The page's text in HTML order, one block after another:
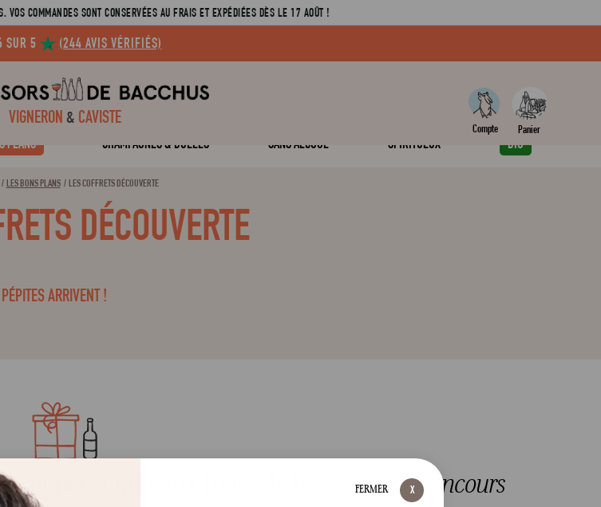
COMMANDES SONT CONSERVÉES AU FRAIS ET EXPÉDIÉES DÈS LE 17 AOÛT !
5 (244 AVIS VÉRIFIÉS)
VIGNERON & CAVISTE
PLANS CHAMPAGNES & BULLES SANS ALCOOL SPIRITUEUX BIO
LES BONS PLANS LES COFFRETS DÉCOUVERTE
DÉCOUVERTE
ARRIVENT !
et participez aux Folies de Bacchus(jeu concours
FERMER